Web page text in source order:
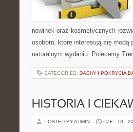
nowinek oraz kosmetycznych
osobom, które interesują się modą
naturalnym wydaniu. Polecamy
CATEGORIES: DACHY I POKRYCIA
HISTORIA I
POSTED BY ADMIN CZE - 13 -